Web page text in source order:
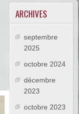
ARCHIVES
septembre
2025
octobre 2024
décembre
2023
octobre 2023